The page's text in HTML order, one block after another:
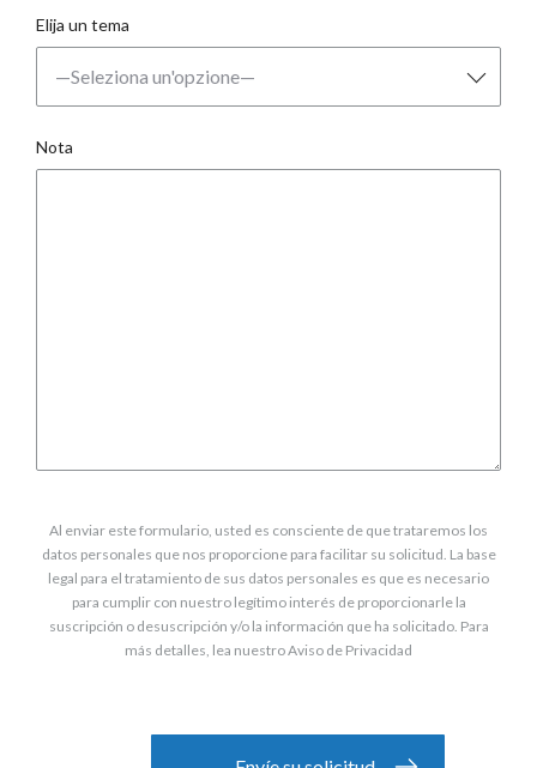
Elija un tema
Nota
Al enviar este formulario, usted es consciente de que trataremos los
datos personales que nos proporcione para facilitar su solicitud. La base
legal para el tratamiento de sus datos personales es que es necesario
para cumplir con nuestro legítimo interés de proporcionarle la
suscripción o desuscripción y/o la información que ha solicitado. Para
más detalles, lea nuestro Aviso de Privacidad